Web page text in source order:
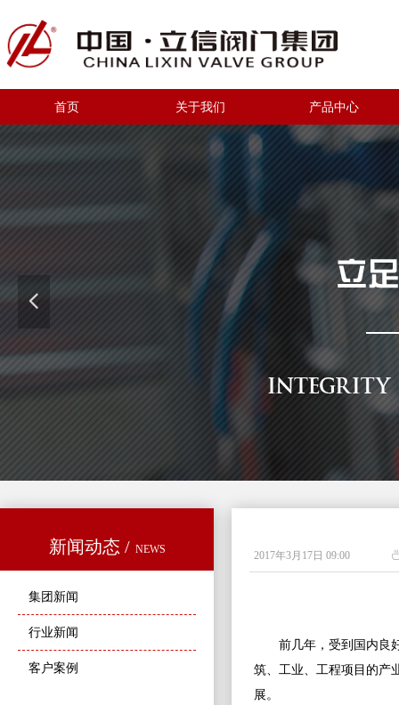
首页 关于我们 产品中心
넳
前几年，受到国内良好
筑、工业、工程项目的产
展。
2017年3月17日 09:00
新闻动态 / NEWS
集团新闻
行业新闻
客户案例